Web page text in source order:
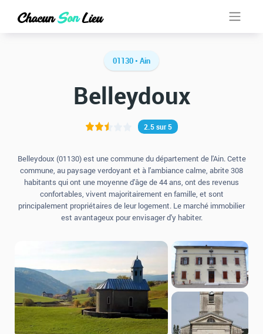
01130 • Ain
Belleydoux
2.5 sur 5
Belleydoux (01130) est une commune du département de l'Ain. Cette
commune, au paysage verdoyant et à l'ambiance calme, abrite 308
habitants qui ont une moyenne d'âge de 44 ans, ont des revenus
confortables, vivent majoritairement en famille, et sont
principalement propriétaires de leur logement. Le marché immobilier
est avantageux pour envisager d'y habiter.